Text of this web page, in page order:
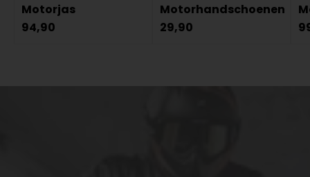
Motorjas
94,90
Motorhandschoenen
29,90